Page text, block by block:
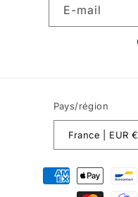
E-mail
Pays/région
France | EUR €
Moyens